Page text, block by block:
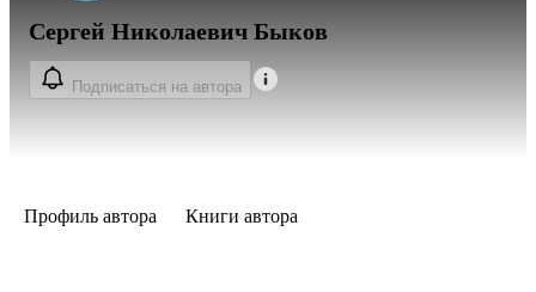
Сергей Николаевич Быков
Подписаться на автора
Профиль автора Книги автора